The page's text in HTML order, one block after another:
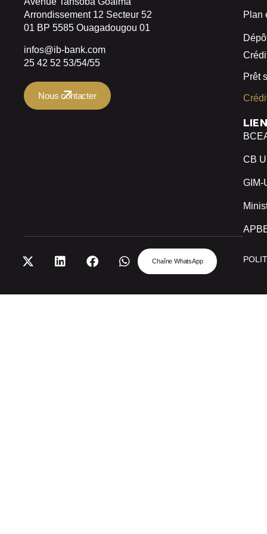
Arrondissement 12 Secteur 52
01 BP 5585 Ouagadougou 01
infos@ib-bank.com
25 42 52 53/54/55
Nous contacter
Plan
Prêt
CB
GIM-
Chaîne WhatsApp